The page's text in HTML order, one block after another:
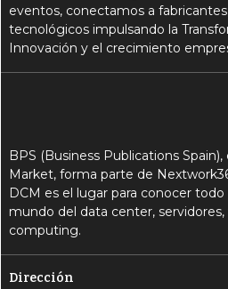
eventos, conectamos a
tecnológicos impulsando la
Innovación y el crecimiento
BPS (Business Publications
Market, forma parte de
DCM es el lugar para conocer
mundo del data center,
computing.
Dirección